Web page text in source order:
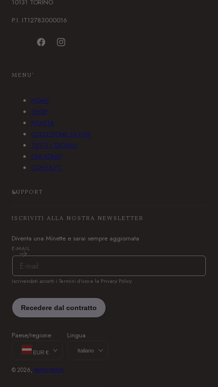
10131 TORINO
P.I. IT12783000016
F
o
o
k
I
m
MENU'
HOME
SHOP
NOVITÀ
COLLEZIONE ESTIVA
TUTTI I GIOIELLI
CHI SONO
CONTATTI
SUPPORT
ISCRIVITI ALLA NOSTRA NEWSLETTER
Diventa una Minette e sarai sempre aggiornata
E-MAIL
Iscrivendoti accetti i Termini d'uso e la Privacy Policy.
Paese/regione
EUR €
Lingua
Italiano
© 2026, MINA MINA